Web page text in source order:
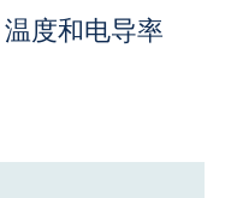
度和电导率